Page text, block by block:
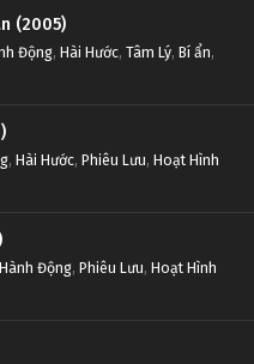
(2005)
Động, Hài Hước, Tâm Lý, Bí ẩn,
, Hài Hước, Phiêu Lưu, Hoạt Hình
Hành Động, Phiêu Lưu, Hoạt Hình